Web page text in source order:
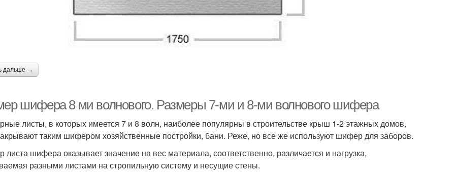
дальше →
шифера 8 ми волнового. Размеры 7-ми и 8-ми волнового шифера
листы, в которых имеется 7 и 8 волн, наиболее популярны в строительстве крыш 1-2 этажных домов,
таким шифером хозяйственные постройки, бани. Реже, но все же используют шифер для заборов.
листа шифера оказывает значение на вес материала, соответственно, различается и нагрузка,
разными листами на стропильную систему и несущие стены.